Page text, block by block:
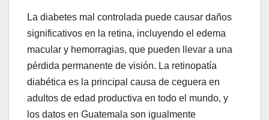
La diabetes mal controlada puede causar daños
significativos en la retina, incluyendo el edema
macular y hemorragias, que pueden llevar a una
pérdida permanente de visión. La retinopatía
diabética es la principal causa de ceguera en
adultos de edad productiva en todo el mundo, y
los datos en Guatemala son igualmente